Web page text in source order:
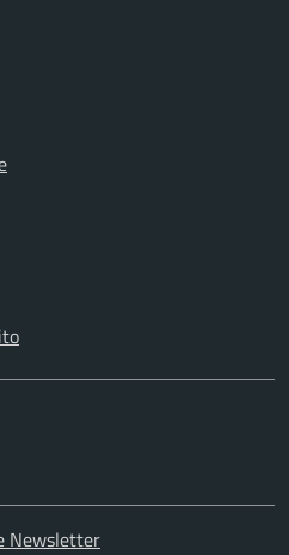
Newsletter